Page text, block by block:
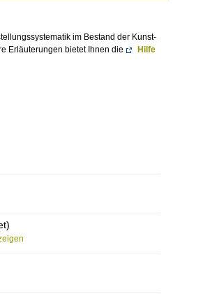
im Bestand der Kunst-
Erläuterungen bietet Ihnen die
Hilfe